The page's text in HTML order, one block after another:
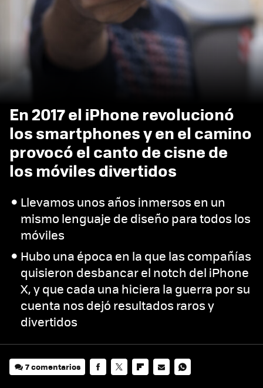
En 2017 el iPhone revolucionó
los smartphones y en el camino
provocó el canto de cisne de
los móviles divertidos
Llevamos unos años inmersos en un
mismo lenguaje de diseño para todos los
móviles
Hubo una época en la que las compañías
quisieron desbancar el notch del iPhone
X, y que cada una hiciera la guerra por su
cuenta nos dejó resultados raros y
divertidos
7 comentarios